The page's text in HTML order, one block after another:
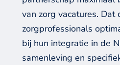
van zorg vacatures. Dat
zorgprofessionals
bij hun integratie in de
samenleving en